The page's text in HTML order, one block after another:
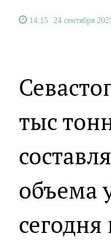
14:15 24 сентября
тыс
объема